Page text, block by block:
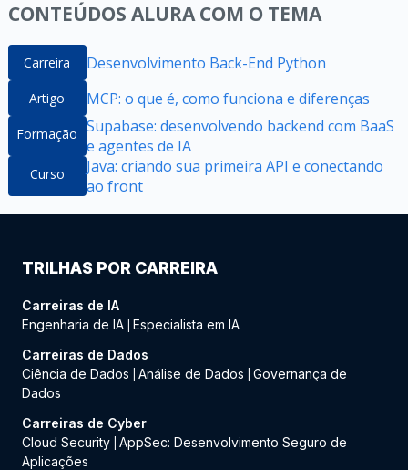
CONTEÚDOS ALURA COM O TEMA
Carreira Desenvolvimento Back-End Python
Artigo MCP: o que é, como funciona e diferenças
Formação Supabase: desenvolvendo backend com BaaS
e agentes de IA
Curso
Java: criando sua primeira API e conectando
ao front
TRILHAS POR CARREIRA
Carreiras de IA
Engenharia de IA Especialista em IA
Carreiras de Dados
Ciência de Dados
Análise de Dados
Governança de
Dados
Carreiras de Cyber
Cloud Security AppSec: Desenvolvimento Seguro de
Aplicações